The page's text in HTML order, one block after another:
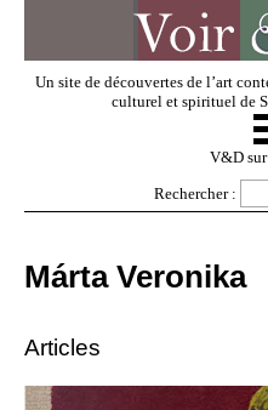
Un site de découvertes de l’art
culturel et spirituel de
V&D
Rechercher :
Márta Veronika
Articles